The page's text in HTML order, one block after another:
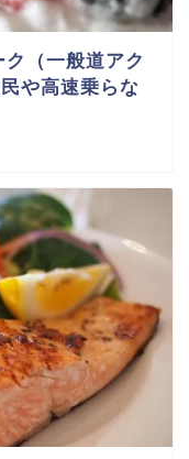
ク（一般道アク
や高速乗らな